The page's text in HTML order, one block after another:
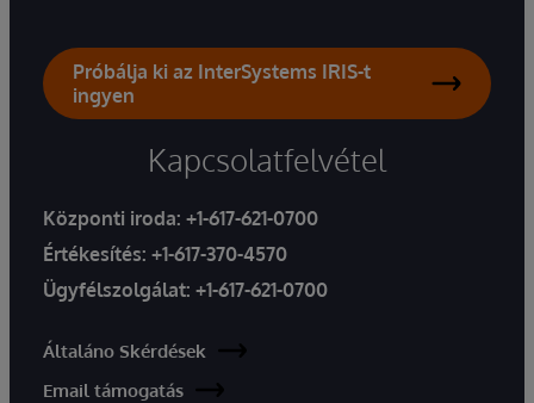
Próbálja ki az InterSystems IRIS-t
ingyen
Kapcsolatfelvétel
Központi iroda: +1-617-621-0700
Értékesítés: +1-617-370-4570
Ügyfélszolgálat: +1-617-621-0700
Általáno Skérdések
Email támogatás